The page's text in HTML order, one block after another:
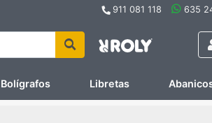
911 081 118 635
Bolígrafos Libretas